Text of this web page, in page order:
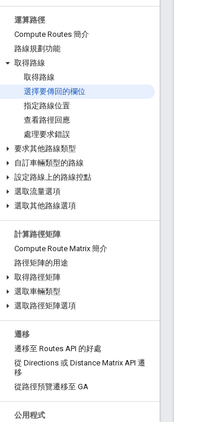
運算路徑
Compute Routes 簡介
路線規劃功能
取得路線
取得路線
選擇要傳回的欄位
指定路線位置
查看路徑回應
處理要求錯誤
要求其他路線類型
自訂車輛類型的路線
設定路線上的路線控點
選取流量選項
選取其他路線選項
計算路徑矩陣
Compute Route Matrix 簡介
路徑矩陣的用途
取得路徑矩陣
選取車輛類型
選取路徑矩陣選項
遷移
遷移至 Routes API 的好處
從 Directions 或 Distance Matrix API 遷
移
從路徑預覽遷移至 GA
公用程式